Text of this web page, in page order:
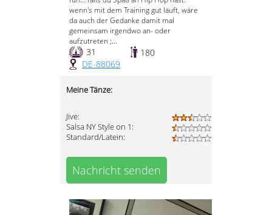
wenn's mit dem Training gut läuft, wäre
da auch der Gedanke damit mal
gemeinsam irgendwo an- oder
aufzutreten ;...
31
180
DE-88069
Meine Tänze:
Jive:
Salsa NY Style on 1:
Standard/Latein:
Nachricht senden